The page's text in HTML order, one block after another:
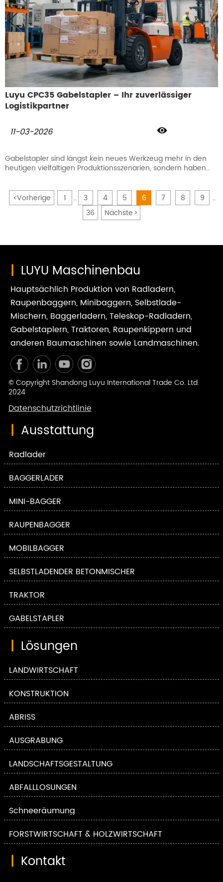
Luyu CPC35 Gabelstapler – Ihr zuverlässiger
Logistikpartner
11-03-2026

Gabelstapler sind längst kein neues Werkzeug mehr in den
heutigen vielfältigen Produktionsszenarien, sondern haben
Während ihr Wert in traditionellen Umgebungen bereits gut
etabliert ist, treibt der globale industrielle Fortschritt ihre
zunehmende Verbreitung in aufstrebenden Sektoren voran.
unverzichtbar geworden. Sie können nahtlos in intelligente
effiziente Kommissionierung und Warensortierung. In der
neuen Energiebranche unterstützen Gabelstapler präzise
Photovoltaik-Komponenten und Windkraftteilen oder beim
Bewegen von Rohmaterialien und Fertigprodukten in der
Lithiumbatterieproduktion.
<Vorherige 1 ... 3 4 5 6 7 8 9 ...
36 Nächste>
| LUYU Maschinenbau
Hauptsächlich Produktion von Radladern,
Raupenbaggern, Minibaggern, Selbstlade-
Mischern, Baggerladern, Teleskop-Radladern,
Gabelstaplern, Traktoren, Raupenkippern und
anderen Baumaschinen sowie Landmaschinen.
© Copyright Shandong Luyu International Trade Co. Ltd.
2024
Datenschutzrichtlinie
| Ausstattung
Radlader
BAGGERLADER
MINI-BAGGER
RAUPENBAGGER
MOBILBAGGER
SELBSTLADENDER BETONMISCHER
TRAKTOR
GABELSTAPLER
| Lösungen
LANDWIRTSCHAFT
KONSTRUKTION
ABRISS
AUSGRABUNG
LANDSCHAFTSGESTALTUNG
ABFALLLÖSUNGEN
Schneeräumung
FORSTWIRTSCHAFT & HOLZWIRTSCHAFT
| Kontakt